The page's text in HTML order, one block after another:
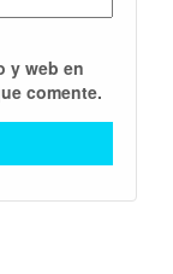
y web en
comente.